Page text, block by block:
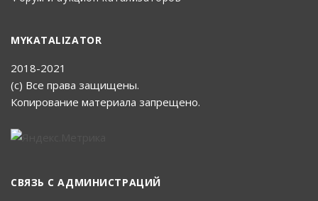
MYKATALIZATOR
2018-2021
(с) Все права защищены.
Копирование материала запрещено.
СВЯЗЬ С АДМИНИСТРАЦИЙ